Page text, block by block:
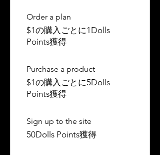
Order a plan
$1の購入ごとに1Dolls
Points獲得
Purchase a product
$1の購入ごとに5Dolls
Points獲得
Sign up to the site
50Dolls Points獲得